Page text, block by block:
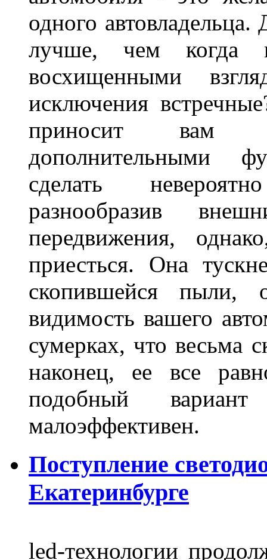
одного
лучше, чем когда
восхищенными
исключения
приносит вам
дополнительными
сделать
разнообразив
передвижения,
приесться. Она
скопившейся пыли,
видимость вашего
сумерках, что весьма
наконец, ее все
подобный
малоэффективен.
Поступление
Екатеринбурге
led-технологии